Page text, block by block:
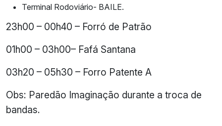
Terminal Rodoviário- BAILE.
23h00 – 00h40 – Forró de Patrão
01h00 – 03h00– Fafá Santana
03h20 – 05h30 – Forro Patente A
Obs: Paredão Imaginação durante a troca de
bandas.